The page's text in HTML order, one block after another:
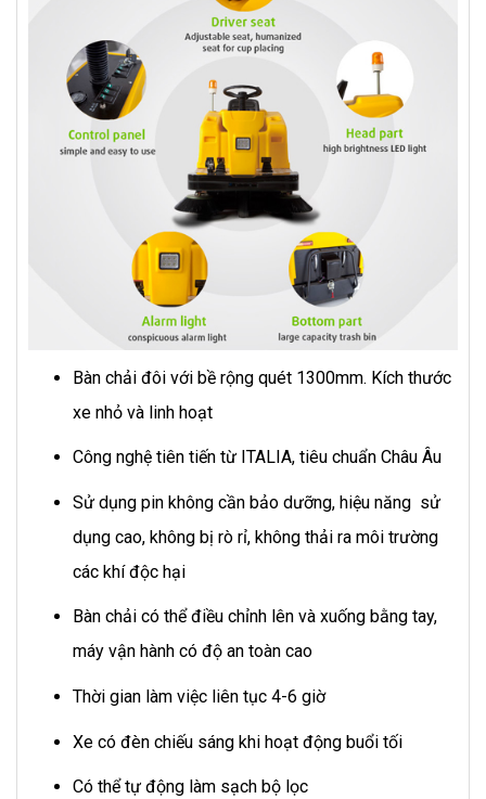
Bàn chải đôi với bề rộng quét 1300mm. Kích thước
xe nhỏ và linh hoạt
Công nghệ tiên tiến từ ITALIA, tiêu chuẩn Châu Âu
Sử dụng pin không cần bảo dưỡng, hiệu năng sử
dụng cao, không bị rò rỉ, không thải ra môi trường
các khí độc hại
Bàn chải có thể điều chỉnh lên và xuống bằng tay,
máy vận hành có độ an toàn cao
Thời gian làm việc liên tục 4-6 giờ
Xe có đèn chiếu sáng khi hoạt động buổi tối
Có thể tự động làm sạch bộ lọc